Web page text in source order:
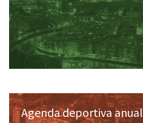
Agenda deportiva anual